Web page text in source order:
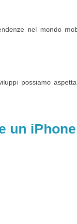
nel mondo
possiamo
un iPhone